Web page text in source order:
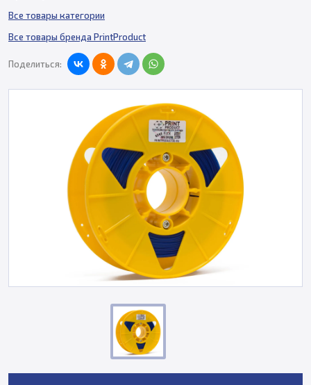
Все товары категории
Все товары бренда PrintProduct
Поделиться: